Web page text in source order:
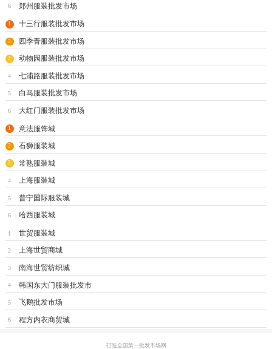
6 郑州服装批发市场
1 十三行服装批发市场
2 四季青服装批发市场
3 动物园服装批发市场
4 七浦路服装批发市场
5 白马服装批发市场
6 大红门服装批发市场
1 意法服饰城
2 石狮服装城
3 常熟服装城
4 上海服装城
5 普宁国际服装城
6 哈西服装城
1 世贸服装城
2 上海世贸商城
3 南海世贸纺织城
4 韩国东大门服装批发市
5 飞鹅批发市场
6 程方内衣商贸城
打造全国第一批发市场网